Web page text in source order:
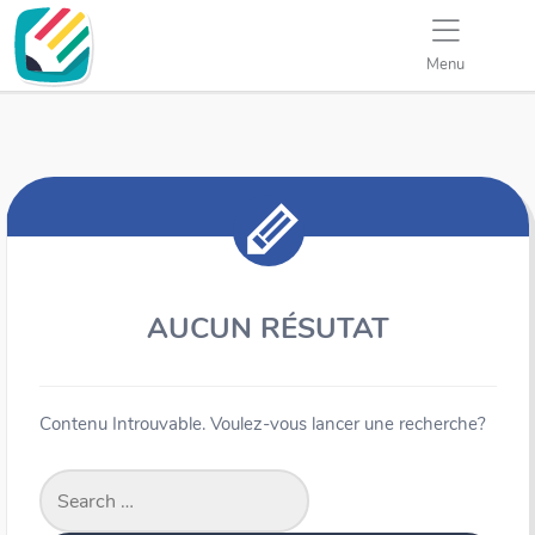
Menu
AUCUN RÉSUTAT
Contenu Introuvable. Voulez-vous lancer une recherche?
Search
for: